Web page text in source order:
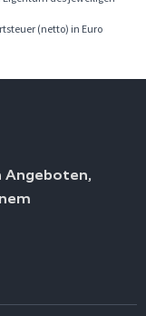
(netto) in Euro
Angeboten,